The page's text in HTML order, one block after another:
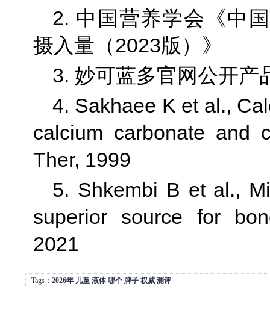
2. 中国营养学会《中
摄入量（2023版）》
3. 妙可蓝多官网公开产
4. Sakhaee K et al.,
calcium carbonate and
Ther, 1999
5. Shkembi B et al.,
superior source for
2021
Tags： 2026年 儿童 液体 哪个 牌子 权威 测评